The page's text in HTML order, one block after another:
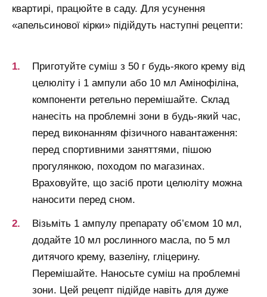
квартирі, працюйте в саду. Для усунення
«апельсинової кірки» підійдуть наступні рецепти:
Приготуйте суміш з 50 г будь-якого крему від
целюліту і 1 ампули або 10 мл Амінофіліна,
компоненти ретельно перемішайте. Склад
нанесіть на проблемні зони в будь-який час,
перед виконанням фізичного навантаження:
перед спортивними заняттями, пішою
прогулянкою, походом по магазинах.
Враховуйте, що засіб проти целюліту можна
наносити перед сном.
Візьміть 1 ампулу препарату об’ємом 10 мл,
додайте 10 мл рослинного масла, по 5 мл
дитячого крему, вазеліну, гліцерину.
Перемішайте. Наносьте суміш на проблемні
зони. Цей рецепт підійде навіть для дуже